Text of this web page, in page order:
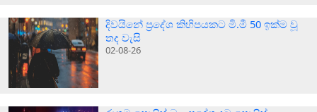
දිවයිනේ ප්‍රදේශ කිහිපයකට මි.මී 50 ඉක්ම වූ
තද වැසි
02-08-26